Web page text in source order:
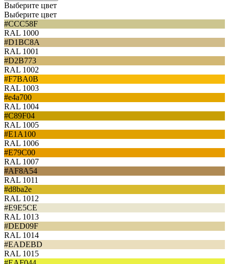
Выберите цвет
Выберите цвет
#CCC58F
RAL 1000
#D1BC8A
RAL 1001
#D2B773
RAL 1002
#F7BA0B
RAL 1003
#e4a700
RAL 1004
#C89F04
RAL 1005
#E1A100
RAL 1006
#E79C00
RAL 1007
#AF8A54
RAL 1011
#d8ba2e
RAL 1012
#E9E5CE
RAL 1013
#DED09F
RAL 1014
#EADEBD
RAL 1015